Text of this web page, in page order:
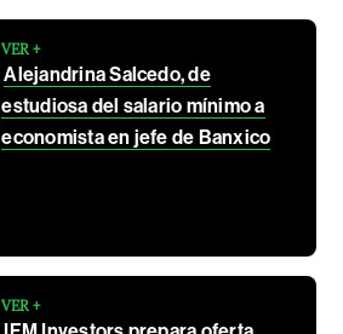
VER +
Alejandrina Salcedo, de
estudiosa del salario mínimo a
economista en jefe de Banxico
VER +